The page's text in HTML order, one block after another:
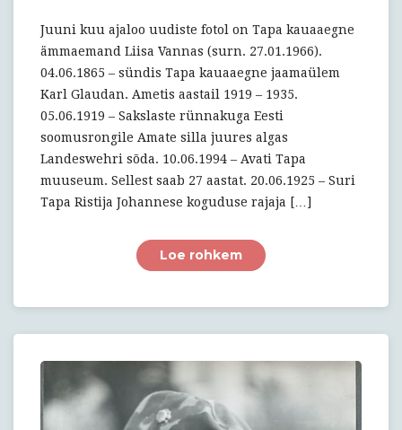
ajaloos!
Juuni kuu ajaloo uudiste fotol on Tapa kauaaegne
ämmaemand Liisa Vannas (surn. 27.01.1966).
04.06.1865 – sündis Tapa kauaaegne jaamaülem
Karl Glaudan. Ametis aastail 1919 – 1935.
05.06.1919 – Sakslaste rünnakuga Eesti
soomusrongile Amate silla juures algas
Landeswehri sõda. 10.06.1994 – Avati Tapa
muuseum. Sellest saab 27 aastat. 20.06.1925 – Suri
Tapa Ristija Johannese koguduse rajaja […]
Loe rohkem